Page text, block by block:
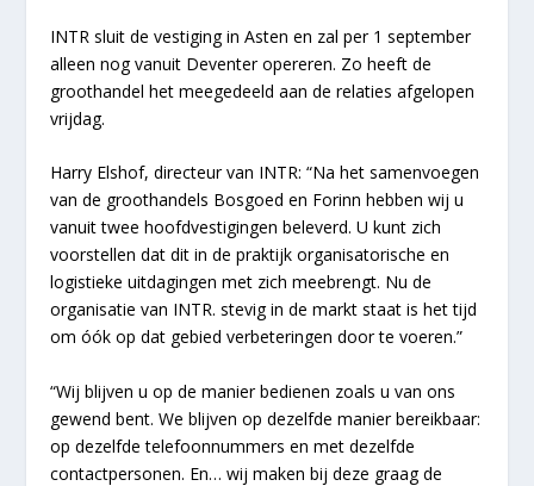
INTR sluit de vestiging in Asten en zal per 1 september
alleen nog vanuit Deventer opereren. Zo heeft de
groothandel het meegedeeld aan de relaties afgelopen
vrijdag.
Harry Elshof, directeur van INTR: “Na het samenvoegen
van de groothandels Bosgoed en Forinn hebben wij u
vanuit twee hoofdvestigingen beleverd. U kunt zich
voorstellen dat dit in de praktijk organisatorische en
logistieke uitdagingen met zich meebrengt. Nu de
organisatie van INTR. stevig in de markt staat is het tijd
om óók op dat gebied verbeteringen door te voeren.”
“Wij blijven u op de manier bedienen zoals u van ons
gewend bent. We blijven op dezelfde manier bereikbaar:
op dezelfde telefoonnummers en met dezelfde
contactpersonen. En… wij maken bij deze graag de